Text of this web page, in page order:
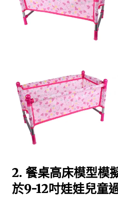
2. 餐桌高床模型模
於9-12吋娃娃兒童